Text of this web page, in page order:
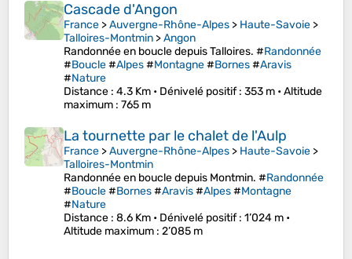
Cascade d'Angon
France >Auvergne-Rhône-Alpes > Haute-Savoie >
Talloires-Montmin >Angon
Randonnée en boucle depuis Talloires. #Randonnée
#Boucle#Alpes#Montagne#Bornes#Aravis
#Nature
Distance : 4.3 Km • Dénivelé positif: 353 m •Altitude
maximum : 765 m
La tournette par le chalet de l'Aulp
France >Auvergne-Rhône-Alpes > Haute-Savoie >
Talloires-Montmin
Randonnée en boucle depuis Montmin. #Randonnée
#Boucle#Bornes#Aravis#Alpes#Montagne
#Nature
Distance : 8.6 Km • Dénivelé positif: 1’024 m •
Altitude maximum : 2’085 m